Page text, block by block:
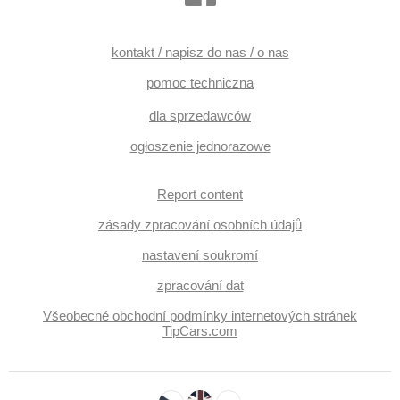
opuszczane szyby, el. opuszczane przednie szyby, dach
zamykanie centralne - zdalne, centralny zamek, skórzanna
interiéru, podgrzewane fotele, elektryczna regulacja foteli,
przednie fotele z masażem, tylne fotele z masażem,
odvětrávaná sedadla, aktywne siedzenie dla kierowcy,
paměť nastavení sedadla řidiče, czujnik ciśnienia opon,
czujnik klocków hamulcowych, reflektory LED, lampy tylne
LED, automatyczne lampy ostrzegawcze, halogeny, USB,
szyba, schowek z klimatyzacją, kanapa tylna dzielona,
przyciemniane szyby, zatmavená zadní skla, přední pohon,
přístrojová deska, ventilovaná zadní sedadla, vyhřívaná
zadní sedadla, třetí řada sedadel, boční posuvné dveře
kontakt / napisz do nas / o nas
pomoc techniczna
dla sprzedawców
ogłoszenie jednorazowe
Report content
zásady zpracování osobních údajů
nastavení soukromí
zpracování dat
Všeobecné obchodní podmínky internetových stránek
TipCars.com